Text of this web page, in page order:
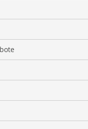
in der Scheidung
im Alter
ohne Makler